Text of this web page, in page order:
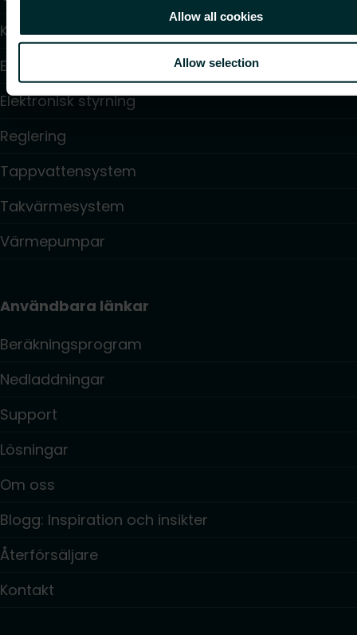
Allow all cookies
Allow selection
Konvektorer och fläktkonvektorer
Elektrisk uppvärmning
Elektronisk styrning
Reglering
Tappvattensystem
Takvärmesystem
Värmepumpar
Användbara länkar
Beräkningsprogram
Nedladdningar
Support
Lösningar
Om oss
Blogg: Inspiration och insikter
Återförsäljare
Kontakt